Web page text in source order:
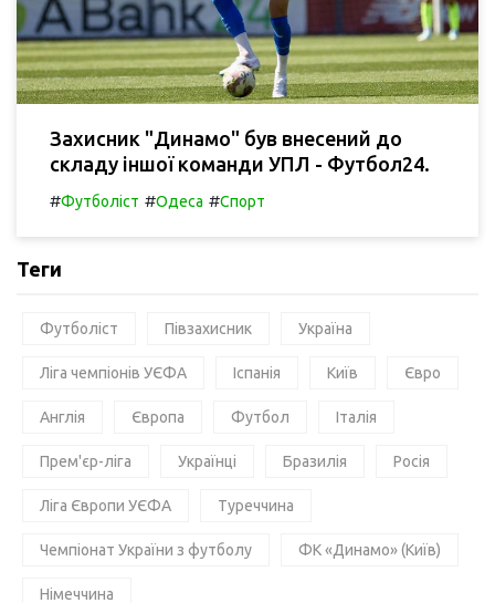
Захисник "Динамо" був внесений до
складу іншої команди УПЛ - Футбол24.
#Футболіст #Одеса #Спорт
Теги
Футболіст Півзахисник Україна
Ліга чемпіонів УЄФА Іспанія Київ Євро
Англія Європа Футбол Італія
Прем'єр-ліга Українці Бразилія Росія
Ліга Європи УЄФА Туреччина
Чемпіонат України з футболу ФК «Динамо» (Київ)
Німеччина